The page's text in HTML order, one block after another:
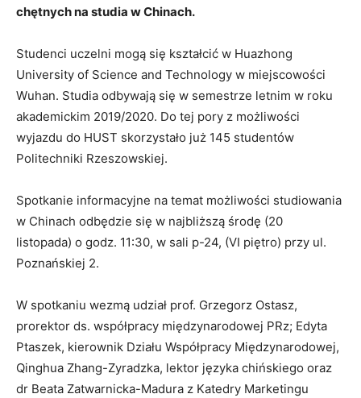
chętnych na studia w Chinach.
Studenci uczelni mogą się kształcić w Huazhong
University of Science and Technology w miejscowości
Wuhan. Studia odbywają się w semestrze letnim w roku
akademickim 2019/2020. Do tej pory z możliwości
wyjazdu do HUST skorzystało już 145 studentów
Politechniki Rzeszowskiej.
Spotkanie informacyjne na temat możliwości studiowania
w Chinach odbędzie się w najbliższą środę (20
listopada) o godz. 11:30, w sali p-24, (VI piętro) przy ul.
Poznańskiej 2.
W spotkaniu wezmą udział prof. Grzegorz Ostasz,
prorektor ds. współpracy międzynarodowej PRz; Edyta
Ptaszek, kierownik Działu Współpracy Międzynarodowej,
Qinghua Zhang-Zyradzka, lektor języka chińskiego oraz
dr Beata Zatwarnicka-Madura z Katedry Marketingu